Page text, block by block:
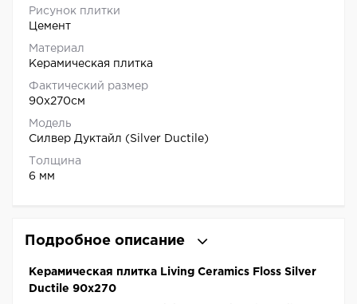
Рисунок плитки
Цемент
Материал
Керамическая плитка
Фактический размер
90x270см
Модель
Силвер Дуктайл (Silver Ductile)
Толщина
6 мм
Подробное описание
Керамическая плитка Living Ceramics Floss Silver
Ductile 90x270